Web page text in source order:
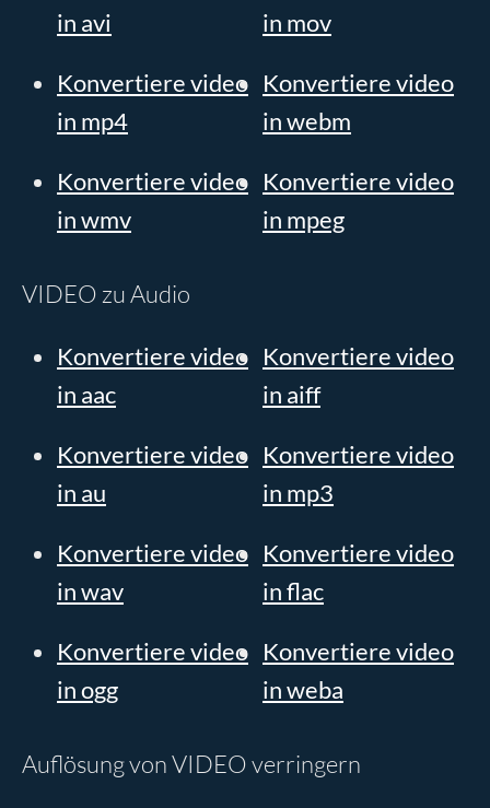
in avi
in mov
Konvertiere video
in mp4
Konvertiere video
in webm
Konvertiere video
in wmv
Konvertiere video
in mpeg
VIDEO zu Audio
Konvertiere video
in aac
Konvertiere video
in aiff
Konvertiere video
in au
Konvertiere video
in mp3
Konvertiere video
in wav
Konvertiere video
in flac
Konvertiere video
in ogg
Konvertiere video
in weba
Auflösung von VIDEO verringern